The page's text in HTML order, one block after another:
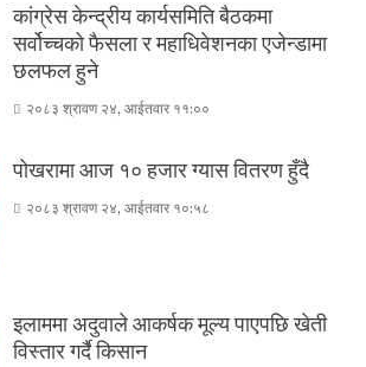
कांग्रेस केन्द्रीय कार्यसमिति बैठकमा
सर्वोच्चको फैसला र महाधिवेशनका एजेन्डामा
छलफल हुने
२०८३ श्रावण २४, आईतवार ११:००
पोखरामा आज १० हजार ग्यास वितरण हुँदै
२०८३ श्रावण २४, आईतवार १०:५८
इलाममा अदुवाले आकर्षक मूल्य पाएपछि खेती
विस्तार गर्दै किसान